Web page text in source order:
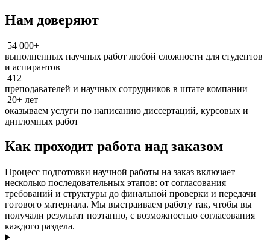
Нам доверяют
54 000+
выполненных научных работ любой сложности для студентов
и аспирантов
412
преподавателей и научных сотрудников в штате компании
20+ лет
оказываем услуги по написанию диссертаций, курсовых и
дипломных работ
Как проходит работа над заказом
Процесс подготовки научной работы на заказ включает
несколько последовательных этапов: от согласования
требований и структуры до финальной проверки и передачи
готового материала. Мы выстраиваем работу так, чтобы вы
получали результат поэтапно, с возможностью согласования
каждого раздела.